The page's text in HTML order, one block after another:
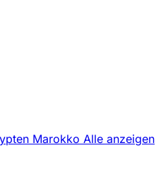
Marokko Alle anzeigen